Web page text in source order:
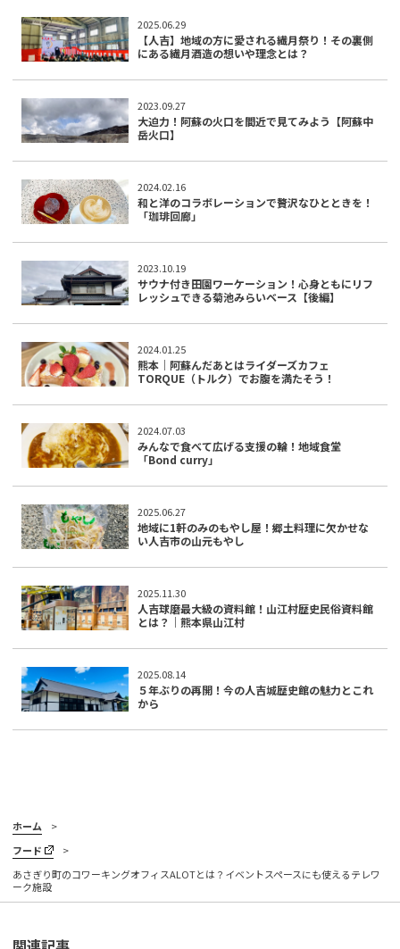
2025.06.29
【人吉】地域の方に愛される繊月祭り！その裏側
にある繊月酒造の想いや理念とは？
2023.09.27
大迫力！阿蘇の火口を間近で見てみよう【阿蘇中
岳火口】
2024.02.16
和と洋のコラボレーションで贅沢なひとときを！
「珈琲回廊」
2023.10.19
サウナ付き田園ワーケーション！心身ともにリフ
レッシュできる菊池みらいベース【後編】
2024.01.25
熊本｜阿蘇んだあとはライダーズカフェ
TORQUE（トルク）でお腹を満たそう！
2024.07.03
みんなで食べて広げる支援の輪！地域食堂
「Bond curry」
2025.06.27
地域に1軒のみのもやし屋！郷土料理に欠かせな
い人吉市の山元もやし
2025.11.30
人吉球磨最大級の資料館！山江村歴史民俗資料館
とは？｜熊本県山江村
2025.08.14
５年ぶりの再開！今の人吉城歴史館の魅力とこれ
から
ホーム
フード
あさぎり町のコワーキングオフィスALOTとは？イベントスペースにも使えるテレワ
ーク施設